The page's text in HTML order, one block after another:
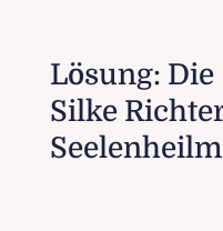
Lösung: Die
Silke